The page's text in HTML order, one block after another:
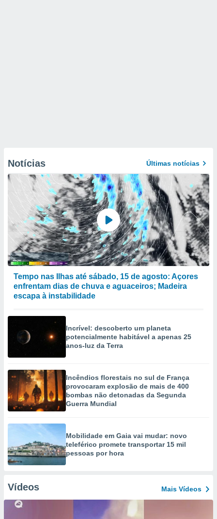
Notícias Últimas notícias
Tempo nas Ilhas até sábado, 15 de agosto: Açores
enfrentam dias de chuva e aguaceiros; Madeira
escapa à instabilidade
Incrível: descoberto um planeta
potencialmente habitável a apenas 25
anos-luz da Terra
Incêndios florestais no sul de França
provocaram explosão de mais de 400
bombas não detonadas da Segunda
Guerra Mundial
Mobilidade em Gaia vai mudar: novo
teleférico promete transportar 15 mil
pessoas por hora
Vídeos Mais Vídeos